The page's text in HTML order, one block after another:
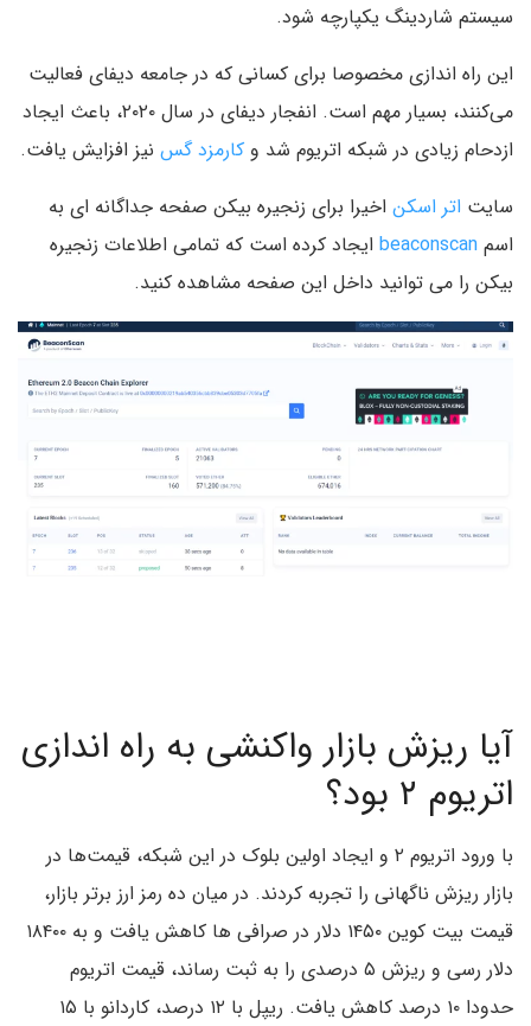
سیستم شاردینگ یکپارچه شود.
این راه اندازی مخصوصا برای کسانی که در جامعه دیفای فعالیت
می‌کنند، بسیار مهم است. انفجار دیفای در سال ۲۰۲۰، باعث ایجاد
ازدحام زیادی در شبکه اتریوم شد و کارمزد گس نیز افزایش یافت.
سایت اتر اسکن اخیرا برای زنجیره بیکن صفحه جداگانه ای به
اسم beaconscan ایجاد کرده است که تمامی اطلاعات زنجیره
بیکن را می توانید داخل این صفحه مشاهده کنید.
آیا ریزش بازار واکنشی به راه اندازی
اتریوم ۲ بود؟
با ورود اتریوم ۲ و ایجاد اولین بلوک در این شبکه، قیمت‌ها در
بازار ریزش ناگهانی را تجربه کردند. در میان ده رمز ارز برتر بازار،
قیمت بیت کوین ۱۴۵۰ دلار در صرافی ها کاهش یافت و به ۱۸۴۰۰
دلار رسی و ریزش ۵ درصدی را به ثبت رساند، قیمت اتریوم
حدودا ۱۰ درصد کاهش یافت. ریپل با ۱۲ درصد، کاردانو با ۱۵